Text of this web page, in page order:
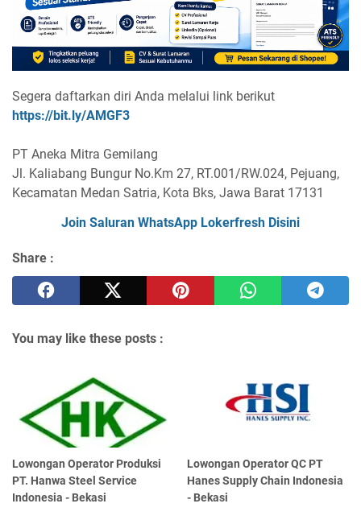
Segera daftarkan diri Anda melalui link berikut
https://bit.ly/AMGF3
PT Aneka Mitra Gemilang
Jl. Kaliabang Bungur No.Km 27, RT.001/RW.024, Pejuang,
Kecamatan Medan Satria, Kota Bks, Jawa Barat 17131
Join Saluran WhatsApp Lokerfresh Disini
Share :
You may like these posts :
Lowongan Operator Produksi
PT. Hanwa Steel Service
Indonesia - Bekasi
Lowongan Operator QC PT
Hanes Supply Chain Indonesia
- Bekasi